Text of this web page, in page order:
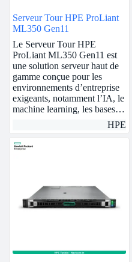
Serveur Tour HPE ProLiant
ML350 Gen11
Le Serveur Tour HPE
ProLiant ML350 Gen11 est
une solution serveur haut de
gamme conçue pour les
environnements d’entreprise
exigeants, notamment l’IA, le
machine learning, les bases…
HPE